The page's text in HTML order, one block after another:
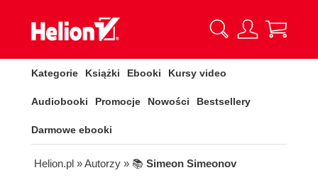
Kategorie Książki Ebooki Kursy video
Audiobooki Promocje Nowości Bestsellery
Darmowe ebooki
Helion.pl » Autorzy » 📚 Simeon Simeonov